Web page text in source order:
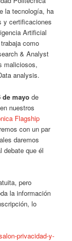
la tecnología, ha
y certificaciones
Artificial
como
& Analyst
maliciosos,
analysis.
de mayo de
nuestros
Flagship
con un par
daremos
debate que él
pero
la información
lo
privacidad-y-